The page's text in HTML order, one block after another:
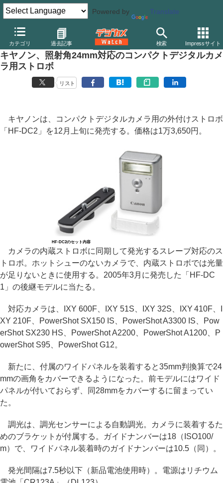
Powered by Translate
カテゴリ 過去記事 検索 Impressサイト
デジカメ Watch 撮影用品 ストロボ（フラッシュ） キヤノン
キヤノン、照射角24mm対応のコンパクトデジタルカメ
ラ用ストロボ
リスト
キヤノンは、コンパクトデジタルカメラ用の外付けストロボ
「HF-DC2」を12月上旬に発売する。価格は1万3,650円。
HF-DC2のセット内容
カメラの内蔵ストロボに同期して発光するスレーブ対応のス
トロボ。ホットシューのないカメラで、内蔵ストロボでは光量
が足りないときに使用する。2005年3月に発売した「HF-DC
1」の後継モデルに当たる。
対応カメラは、IXY 600F、IXY 51S、IXY 32S、IXY 410F、I
XY 210F、PowerShot SX150 IS、PowerShot A3300 IS、Pow
erShot SX230 HS、PowerShot A2200、PowerShot A1200、P
owerShot S95、PowerShot G12。
新たに、付属のワイドパネルを装着すると35mm判換算で24
mmの画角をカバーできるようになった。前モデルにはワイド
パネルが付いておらず、同28mmをカバーするに留まってい
た。
調光は、調光センサーによる自動調光。カメラに装着するた
めのブラケットが付属する。ガイドナンバーは18（ISO100/
m）で、ワイドパネル装着時のガイドナンバーは10.5（同）。
発光間隔は7.5秒以下（新品電池使用時）。電源はリチウム